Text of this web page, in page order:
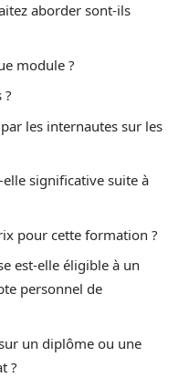
aborder sont-ils
module ?
?
les internautes sur les
significative suite à
pour cette formation ?
est-elle éligible à un
personnel de
un diplôme ou une
?